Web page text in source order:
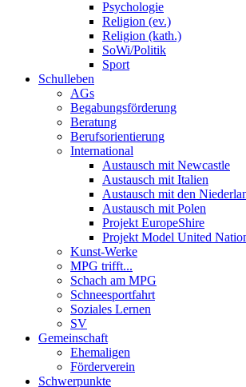
Psychologie
Religion (ev.)
Religion (kath.)
SoWi/Politik
Sport
Schulleben
AGs
Begabungsförderung
Beratung
Berufsorientierung
International
Austausch mit Newcastle
Austausch mit Italien
Austausch mit den
Austausch mit Polen
Projekt EuropeShire
Projekt Model United
Kunst-Werke
MPG trifft...
Schach am MPG
Schneesportfahrt
Soziales Lernen
SV
Gemeinschaft
Ehemaligen
Förderverein
Schwerpunkte